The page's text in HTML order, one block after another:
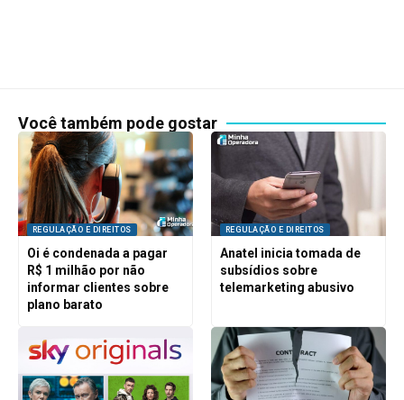
Você também pode gostar
REGULAÇÃO E DIREITOS
Oi é condenada a pagar
R$ 1 milhão por não
informar clientes sobre
plano barato
REGULAÇÃO E DIREITOS
Anatel inicia tomada de
subsídios sobre
telemarketing abusivo